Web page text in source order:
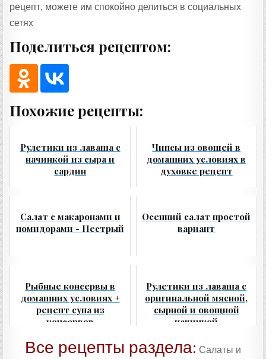
рецепт, можете им спокойно делиться в социальных
сетях
Поделиться рецептом:
Похожие рецепты:
Рулетики из лаваша с
начинкой из сыра и
сардин
Чипсы из овощей в
домашних условиях в
духовке рецепт
Салат с макаронами и
помидорами - Пестрый
Осенний салат простой
вариант
Рыбные консервы в
домашних условиях +
рецепт супа из
консервов
Рулетики из лаваша с
оригинальной мясной,
сырной и овощной
начинкой
Все рецепты раздела: Салаты и